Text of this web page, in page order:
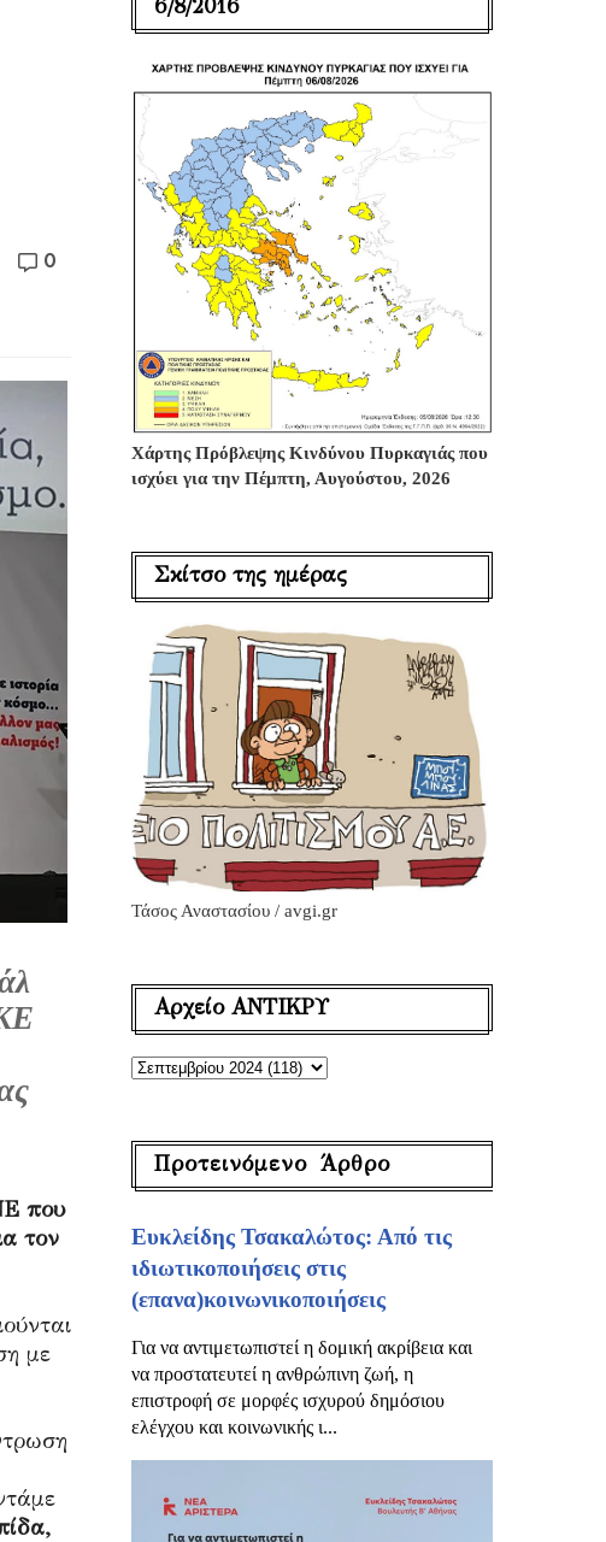
0
που
τον
με
6/8/2016
Χάρτης Πρόβλεψης Κινδύνου Πυρκαγιάς που
ισχύει για την Πέμπτη, Αυγούστου, 2026
Σκίτσο της ημέρας
Τάσος Αναστασίου / avgi.gr
Αρχείο ΑΝΤΙΚΡΥ
Προτεινόμενο Άρθρο
Ευκλείδης Τσακαλώτος: Από τις
ιδιωτικοποιήσεις στις
(επανα)κοινωνικοποιήσεις
Για να αντιμετωπιστεί η δομική ακρίβεια και
να προστατευτεί η ανθρώπινη ζωή, η
επιστροφή σε μορφές ισχυρού δημόσιου
ελέγχου και κοινωνικής ι...